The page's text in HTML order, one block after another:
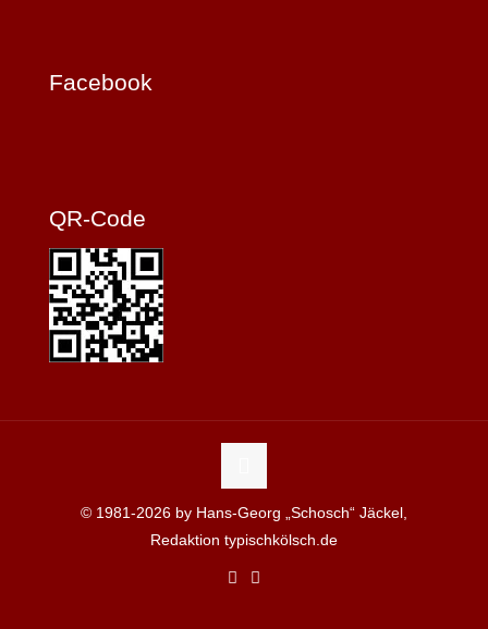
Facebook
QR-Code
© 1981-2026 by Hans-Georg „Schosch“ Jäckel,
Redaktion typischkölsch.de